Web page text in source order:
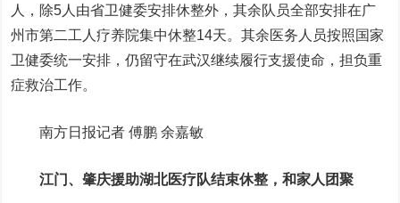
人，除5人由省卫健委安排休整外，其余队员全部安排在广
州市第二工人疗养院集中休整14天。其余医务人员按照国家
卫健委统一安排，仍留守在武汉继续履行支援使命，担负重
症救治工作。
南方日报记者 傅鹏 余嘉敏
江门、肇庆援助湖北医疗队结束休整，和家人团聚